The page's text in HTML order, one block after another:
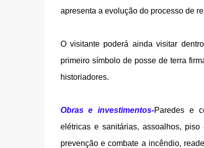
apresenta a evolução do processo de
O visitante poderá ainda visitar
primeiro símbolo de posse de terra
historiadores.
Obras e investimentos-Paredes e
elétricas e sanitárias, assoalhos,
prevenção e combate a incêndio,